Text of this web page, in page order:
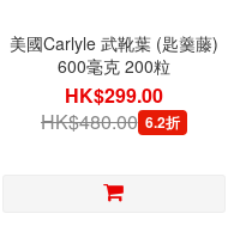
美國Carlyle 武靴葉 (匙羹藤)
600毫克 200粒
HK$299.00
HK$480.00 6.2折